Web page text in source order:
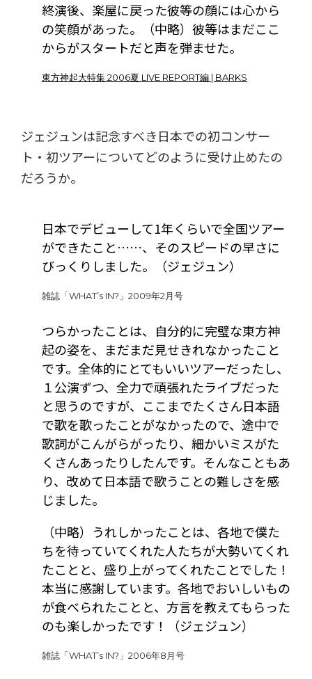
終演後、楽屋に戻った彼等の顔には心から
の笑顔があった。（中略）彼等はまだここ
からがスタートだと声を弾ませた。
東方神起大特集 2006夏 LIVE REPORT編 | BARKS
ジェジュンは記念すべき日本での初コンサー
ト・初ツアーについてどのように受け止めたの
だろうか。
日本でデビューして1年くらいで全国ツアー
ができたこと……、そのスピードの早さに
びっくりしました。（ジェジュン）
雑誌「WHAT’s IN?」2009年2月号
つらかったことは、自分的に完璧な東方神
起の姿を、まだまだ見せきれなかったこと
です。全体的にとてもいいツアーだったし、
１公演ずつ、全力で頑張れたライブだった
と思うのですが、ここまでたくさん日本語
で歌を歌ったことがなかったので、途中で
歌詞がこんがらがったり、細かいミスがた
くさんあったりしたんです。そんなこともあ
り、改めて日本語で歌うことの難しさを感
じました。
（中略）うれしかったことは、各地で僕た
ちを待っていてくれた人たちが大勢いてくれ
たことと、盛り上がってくれたことでした！
本当に感謝しています。各地でおいしいもの
が食べられたことと、方言を教えてもらった
のも楽しかったです！（ジェジュン）
雑誌「WHAT’s IN?」2006年8月号